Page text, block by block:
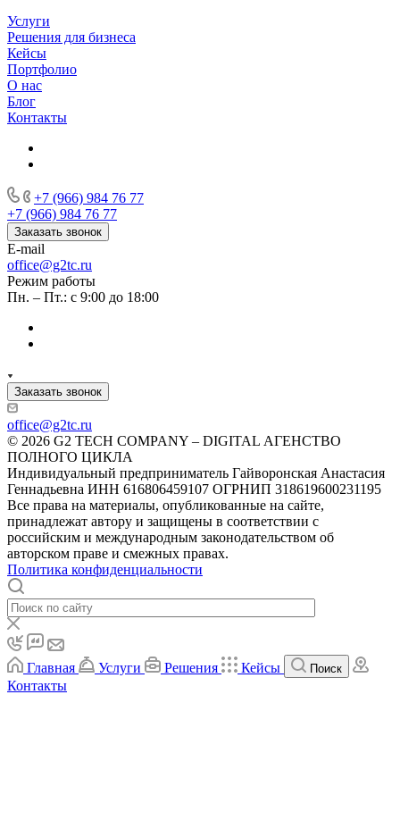
Услуги
Решения для бизнеса
Кейсы
Портфолио
О нас
Блог
Контакты
+7 (966) 984 76 77
+7 (966) 984 76 77
Заказать звонок
E-mail
office@g2tc.ru
Режим работы
Пн. – Пт.: с 9:00 до 18:00
Заказать звонок
office@g2tc.ru
© 2026 G2 TECH COMPANY – DIGITAL АГЕНСТВО
ПОЛНОГО ЦИКЛА
Индивидуальный предприниматель Гайворонская Анастасия
Геннадьевна ИНН 616806459107 ОГРНИП 318619600231195
Все права на материалы, опубликованные на сайте,
принадлежат автору и защищены в соответствии с
российским и международным законодательством об
авторском праве и смежных правах.
Политика конфиденциальности
Главная Услуги Решения Кейсы Поиск
Контакты